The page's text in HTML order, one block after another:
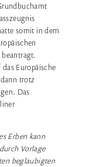
somit in dem
Europäische
trotz
Das
Erben kann
Vorlage
beglaubigten